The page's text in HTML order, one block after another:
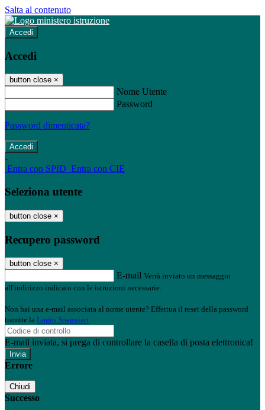
Salta al contenuto
Accedi
Accedi
button close ×
Nome Utente
Password
Password dimenticata?
-
Entra con SPID Entra con CIE
Seleziona utente
button close ×
Recupero password
button close ×
E-mail Verrà inviato un messaggio
all'indirizzo indicato con le istruzioni necessarie.
Non hai una e-mail associata al nome utente? Effettua il reset della password
tramite la Login Spaggiari
E-mail inviata, si prega di controllare la casella di posta elettronica!
Errore
Chiudi
Successo